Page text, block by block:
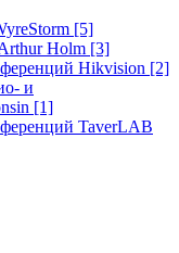
[5]
Holm [3]
Hikvision [2]
и
[1]
TaverLAB